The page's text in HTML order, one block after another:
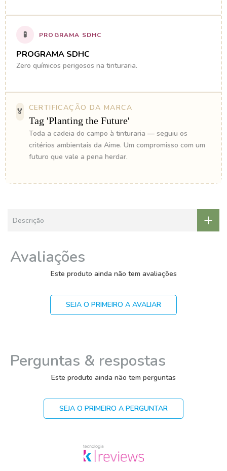
🧪 PROGRAMA SDHC
PROGRAMA SDHC
Zero químicos perigosos na tinturaria.
🏅 CERTIFICAÇÃO DA MARCA
Tag 'Planting the Future'
Toda a cadeia do campo à tinturaria — seguiu os
critérios ambientais da Aime. Um compromisso com um
futuro que vale a pena herdar.
Descrição
Avaliações
Este produto ainda não tem avaliações
SEJA O PRIMEIRO A AVALIAR
Perguntas & respostas
Este produto ainda não tem perguntas
SEJA O PRIMEIRO A PERGUNTAR